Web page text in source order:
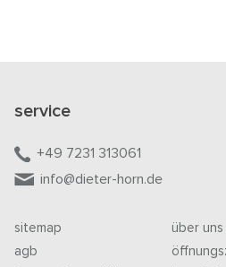
service
+49 7231 313061
info@dieter-horn.de
sitemap
agb
über uns